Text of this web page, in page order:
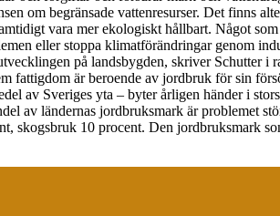
om begränsade vattenresurser. Det finns
vara mer ekologiskt hållbart. Något
eller stoppa klimatförändringar genom
på landsbygden, skriver
fattigdom är beroende av jordbruk för sin
av Sveriges yta – byter årligen händer i
av ländernas jordbruksmark är problemet
skogsbruk 10 procent. Den jordbruksmark